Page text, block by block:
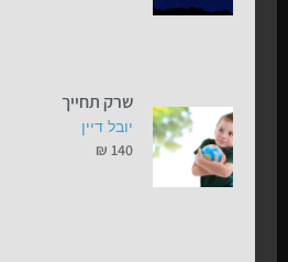
שרק תחייך
יובל דיין
₪ 140